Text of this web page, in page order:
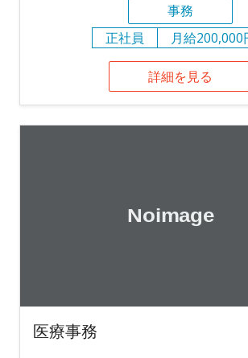
事務
正社員
月給200,000
詳細を見る
医療事務